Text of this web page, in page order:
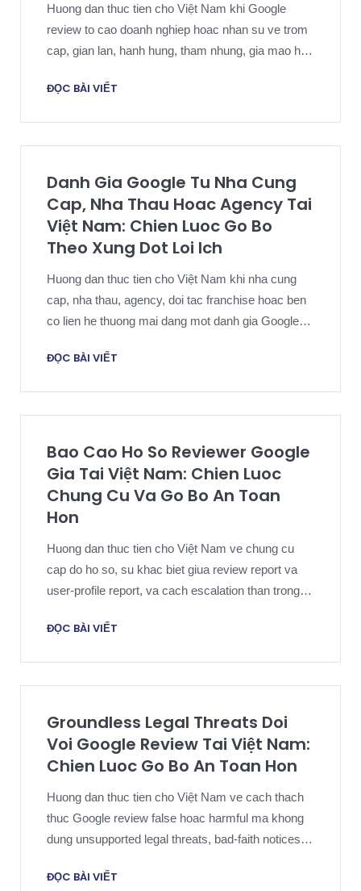
Huong dan thuc tien cho Việt Nam khi Google
review to cao doanh nghiep hoac nhan su ve trom
cap, gian lan, hanh hung, tham nhung, gia mao ho
ĐỌC BÀI VIẾT
Danh Gia Google Tu Nha Cung
Cap, Nha Thau Hoac Agency Tai
Việt Nam: Chien Luoc Go Bo
Theo Xung Dot Loi Ich
Huong dan thuc tien cho Việt Nam khi nha cung
cap, nha thau, agency, doi tac franchise hoac ben
co lien he thuong mai dang mot danh gia Google
ĐỌC BÀI VIẾT
Bao Cao Ho So Reviewer Google
Gia Tai Việt Nam: Chien Luoc
Chung Cu Va Go Bo An Toan
Hon
Huong dan thuc tien cho Việt Nam ve chung cu
cap do ho so, su khac biet giua review report va
user-profile report, va cach escalation than trong
ĐỌC BÀI VIẾT
Groundless Legal Threats Doi
Voi Google Review Tai Việt Nam:
Chien Luoc Go Bo An Toan Hon
Huong dan thuc tien cho Việt Nam ve cach thach
thuc Google review false hoac harmful ma khong
dung unsupported legal threats, bad-faith notices
ĐỌC BÀI VIẾT